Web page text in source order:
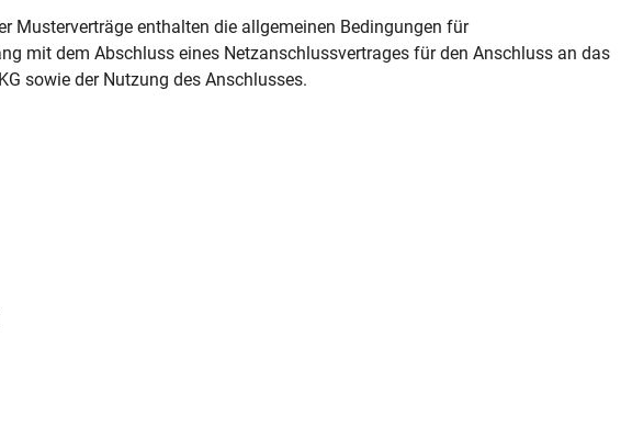
Musterverträge enthalten die allgemeinen Bedingungen für
mit dem Abschluss eines Netzanschlussvertrages für den Anschluss an das
sowie der Nutzung des Anschlusses.